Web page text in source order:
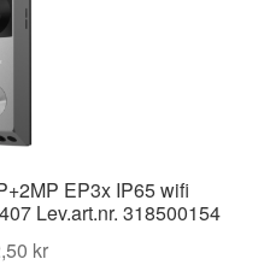
EP3x IP65 wifi
Lev.art.nr. 318500154
kr